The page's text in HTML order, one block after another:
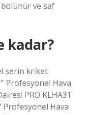
ve saf
kadar?
serin kriket
Profesyonel Hava
PRO KLHA31
Profesyonel Hava